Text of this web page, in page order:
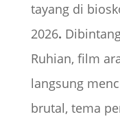
tayang di
2026.
Ruhian, film
langsung
brutal, tema